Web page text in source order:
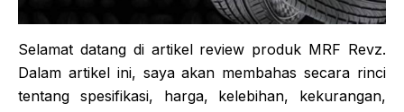
Selamat datang di artikel review produk MRF Revz.
Dalam artikel ini, saya akan membahas secara rinci
tentang spesifikasi, harga, kelebihan, kekurangan,